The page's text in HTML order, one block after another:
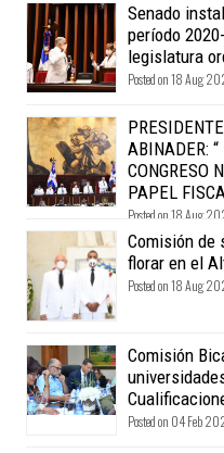
Senado
período
legislatura
Posted on 18 Aug
ABINADER:
CONGRESO
PAPEL
Posted on 18 Aug
Comisión de
florar en el
Posted on 18 Aug
Comisión
Posted on 04 Feb